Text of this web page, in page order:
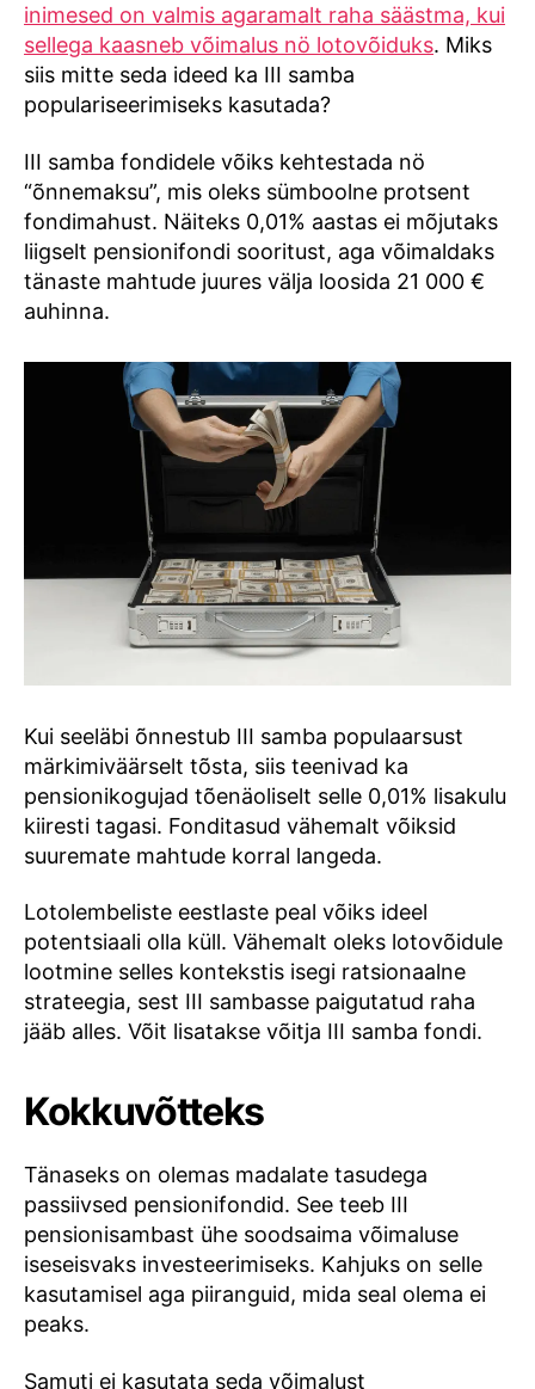
inimesed on valmis agaramalt raha säästma, kui
sellega kaasneb võimalus nö lotovõiduks. Miks
siis mitte seda ideed ka III samba
populariseerimiseks kasutada?
III samba fondidele võiks kehtestada nö
“õnnemaksu”, mis oleks sümboolne protsent
fondimahust. Näiteks 0,01% aastas ei mõjutaks
liigselt pensionifondi sooritust, aga võimaldaks
tänaste mahtude juures välja loosida 21 000 €
auhinna.
Kui seeläbi õnnestub III samba populaarsust
märkimiväärselt tõsta, siis teenivad ka
pensionikogujad tõenäoliselt selle 0,01% lisakulu
kiiresti tagasi. Fonditasud vähemalt võiksid
suuremate mahtude korral langeda.
Lotolembeliste eestlaste peal võiks ideel
potentsiaali olla küll. Vähemalt oleks lotovõidule
lootmine selles kontekstis isegi ratsionaalne
strateegia, sest III sambasse paigutatud raha
jääb alles. Võit lisatakse võitja III samba fondi.
Kokkuvõtteks
Tänaseks on olemas madalate tasudega
passiivsed pensionifondid. See teeb III
pensionisambast ühe soodsaima võimaluse
iseseisvaks investeerimiseks. Kahjuks on selle
kasutamisel aga piiranguid, mida seal olema ei
peaks.
Samuti ei kasutata seda võimalust